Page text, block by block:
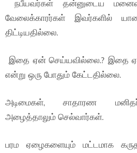
நபீயவர்கள் தன்னுடைய
வேலைக்காரர்கள் இவர்களில்
திட்டியதில்லை.
இதை ஏன் செய்யவில்லை.? இதை
என்று ஒரு போதும் கேட்டதில்லை.
அடிமைகள், சாதாரண
அழைத்தாலும் செல்வார்கள்.
பரம ஏழைகளையும் மட்டமாக